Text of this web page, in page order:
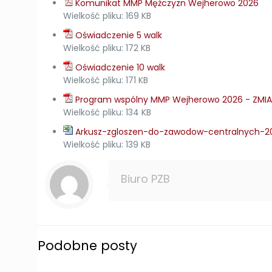
Komunikat MMP Mężczyzn Wejherowo 2026
Wielkość pliku: 169 KB
Oświadczenie 5 walk
Wielkość pliku: 172 KB
Oświadczenie 10 walk
Wielkość pliku: 171 KB
Program wspólny MMP Wejherowo 2026 -
Wielkość pliku: 134 KB
Arkusz-zgloszen-do-zawodow-centralnych-
Wielkość pliku: 139 KB
Biuro PZB
Podobne posty